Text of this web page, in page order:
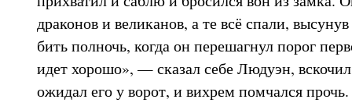
драконов и великанов, а те всё спали,
бить полночь, когда он перешагнул порог
идет хорошо», — сказал себе Людуэн,
ожидал его у ворот, и вихрем помчался прочь.